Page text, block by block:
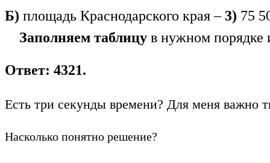
Б) площадь Краснодарского края – 3) 75
Заполняем таблицу в нужном порядке
Ответ: 4321.
Есть три секунды времени? Для меня важно
Насколько понятно решение?